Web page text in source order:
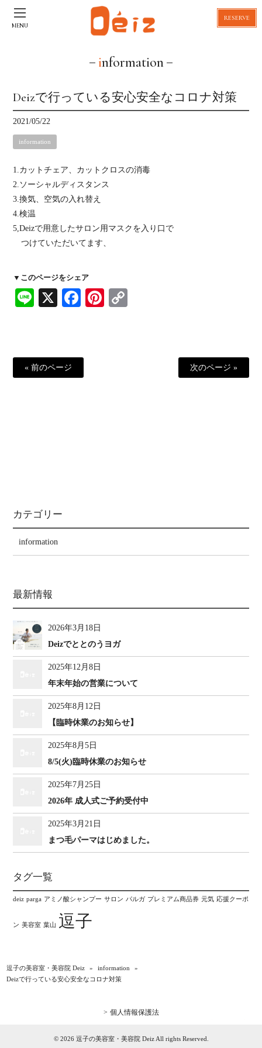
MENU
RESERVE
information
Deizで行っている安心安全なコロナ対策
2021/05/22
information
1.カットチェア、カットクロスの消毒
2.ソーシャルディスタンス
3.換気、空気の入れ替え
4.検温
5,Deizで用意したサロン用マスクを入り口で
つけていただいてます、
▼このページをシェア
LineX Facebook
Pinterest
« 前のページ 次のページ »
カテゴリー
information
最新情報
2026年3月18日
Deizでととのうヨガ
2025年12月8日
年末年始の営業について
2025年8月12日
【臨時休業のお知らせ】
2025年8月5日
8/5(火)臨時休業のお知らせ
2025年7月25日
2026年 成人式ご予約受付中
2025年3月21日
まつ毛パーマはじめました。
タグ一覧
deiz parga アミノ酸シャンプー サロン パルガ プレミアム商品券 元気 応援クーポ
ン 美容室 葉山 逗子
逗子の美容室・美容院 Deiz » information
»
Deizで行っている安心安全なコロナ対策
個人情報保護法
© 2026 逗子の美容室・美容院 Deiz All rights Reserved.